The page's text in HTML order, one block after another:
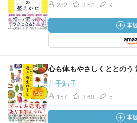
282 3.54 9
心も体もやさしくととのう
川手鮎子
157 3.60 5